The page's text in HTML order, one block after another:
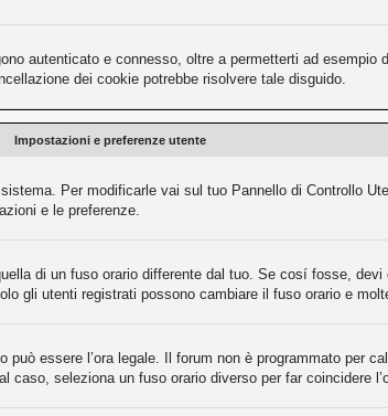
autenticato e connesso, oltre a permetterti ad
dei cookie potrebbe risolvere tale disguido.
Impostazioni e preferenze utente
Per modificarle vai sul tuo Pannello di Controllo
e le preferenze.
di un fuso orario differente dal tuo. Se cosí fosse,
gli utenti registrati possono cambiare il fuso orario e
essere l’ora legale. Il forum non è programmato per
caso, seleziona un fuso orario diverso per far coincidere